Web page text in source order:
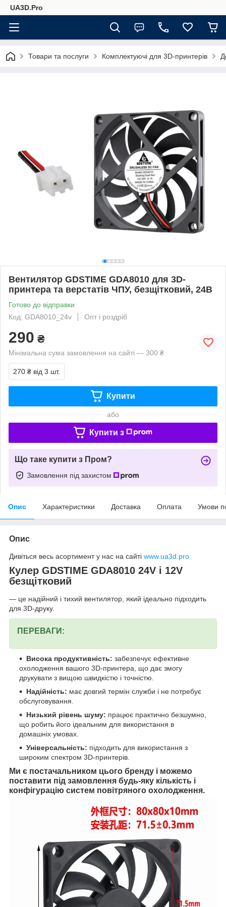
UA3D.Pro
Товари та послуги Комплектуючі для 3D-принтерів
Вентилятор GDSTIME GDA8010 для 3D-
принтера та верстатів ЧПУ, безщітковий, 24В
Готово до відправки
Код: GDA8010_24v
Опт і роздріб
290 ₴
Мінімальна сума замовлення на сайті — 300 ₴
270 ₴ від 3 шт.
Купити
або
Купити з
Що таке купити з Пром?
Замовлення під захистом
Опис Характеристики Доставка Оплата Умови
Опис
Дивіться весь асортимент у нас на сайті www.ua3d.pro
Кулер GDSTIME GDA8010 24V і 12V
безщітковий
— це надійний і тихий вентилятор, який ідеально підходить
для 3D-друку.
ПЕРЕВАГИ:
Висока продуктивність: забезпечує ефективне
охолодження вашого 3D-принтера, що дає змогу
друкувати з вищою швидкістю і точністю.
Надійність: має довгий термін служби і не потребує
обслуговування.
Низький рівень шуму: працює практично безшумно,
що робить його ідеальним для використання в
домашніх умовах.
Універсальність: підходить для використання з
широким спектром 3D-принтерів.
Ми є постачальником цього бренду і можемо
поставити під замовлення будь-яку кількість і
конфігурацію систем повітряного охолодження.